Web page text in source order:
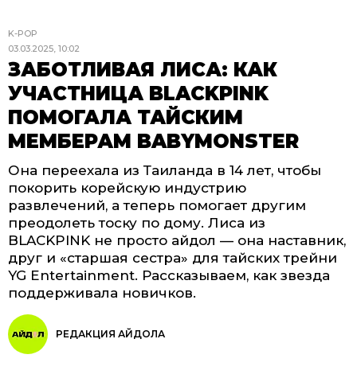
K-POP
03.03.2025, 10:02
ЗАБОТЛИВАЯ ЛИСА: КАК
УЧАСТНИЦА BLACKPINK
ПОМОГАЛА ТАЙСКИМ
МЕМБЕРАМ BABYMONSTER
Она переехала из Таиланда в 14 лет, чтобы
покорить корейскую индустрию
развлечений, а теперь помогает другим
преодолеть тоску по дому. Лиса из
BLACKPINK не просто айдол — она наставник,
друг и «старшая сестра» для тайских трейни
YG Entertainment. Рассказываем, как звезда
поддерживала новичков.
РЕДАКЦИЯ АЙДОЛА